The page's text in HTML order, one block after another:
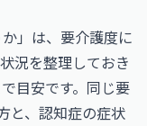
」は、要介護度に
況を整理しておき
目安です。同じ要
と、認知症の症状